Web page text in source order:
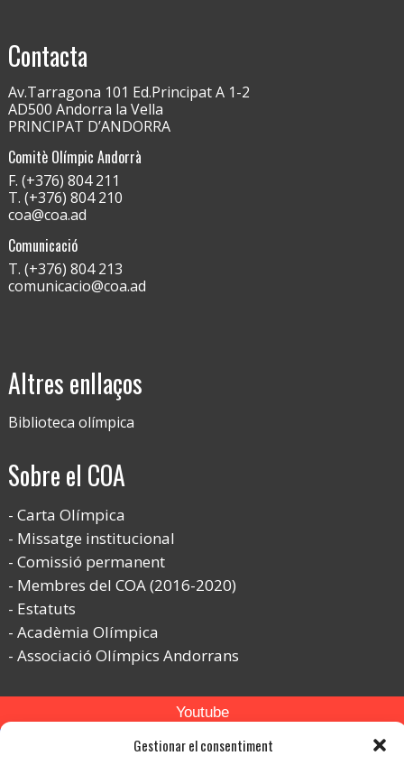
Gestionar el consentiment
Contacta
Av.Tarragona 101 Ed.Principat A 1-2
AD500 Andorra la Vella
PRINCIPAT D’ANDORRA
Comitè Olímpic Andorrà
F. (+376) 804 211
T. (+376) 804 210
coa@coa.ad
Comunicació
T. (+376) 804 213
comunicacio@coa.ad
Altres enllaços
Biblioteca olímpica
Sobre el COA
Carta Olímpica
Missatge institucional
Comissió permanent
Membres del COA (2016-2020)
Estatuts
Acadèmia Olímpica
Associació Olímpics Andorrans
Youtube
Flickr